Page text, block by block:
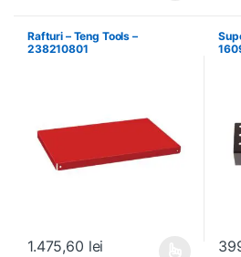
Rafturi – Teng Tools –
238210801
1.475,60 lei